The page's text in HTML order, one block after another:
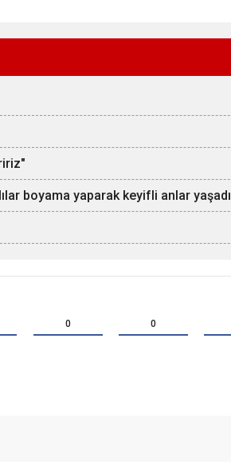
boyama yaparak keyifli anlar yaşadı
0 0